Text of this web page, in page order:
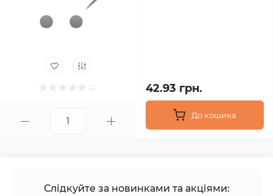
42.93 грн.
До кошика
Слідкуйте за новинками та акціями: